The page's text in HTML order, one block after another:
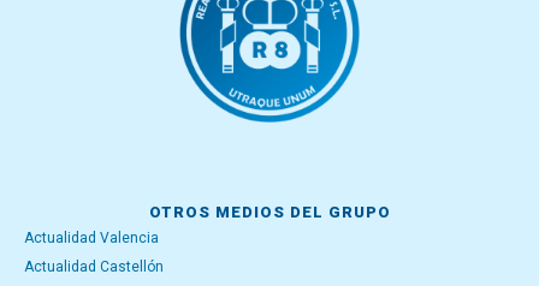
OTROS MEDIOS DEL GRUPO
Actualidad Valencia
Actualidad Castellón